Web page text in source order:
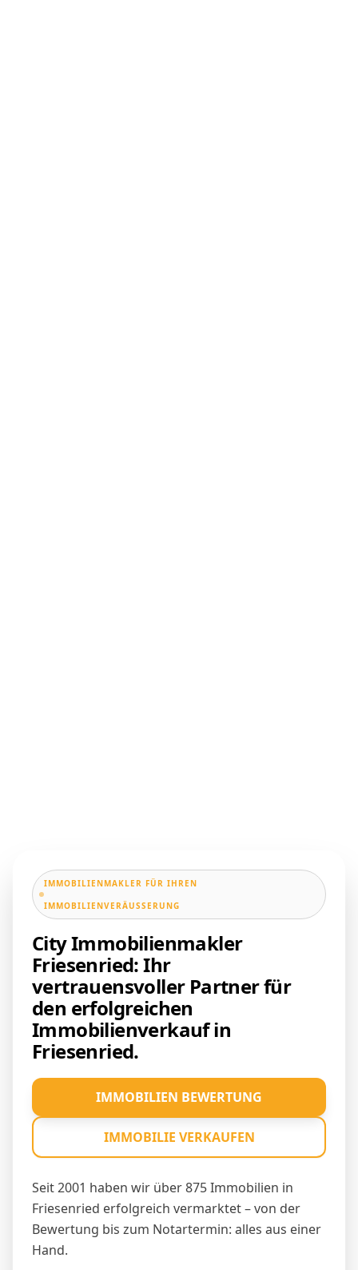
IMMOBILIENMAKLER FÜR IHREN
IMMOBILIENVERÄUSSERUNG
City Immobilienmakler
Friesenried: Ihr
vertrauensvoller Partner für
den erfolgreichen
Immobilienverkauf in
Friesenried.
Seit 2001 haben wir über 875 Immobilien in
Friesenried erfolgreich vermarktet – von der
Bewertung bis zum Notartermin: alles aus einer
Hand.
IMMOBILIEN BEWERTUNG
IMMOBILIE VERKAUFEN